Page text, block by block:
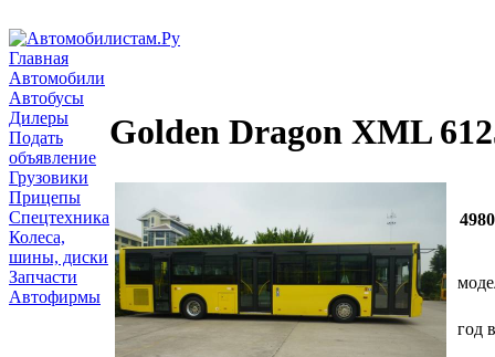
Главная
Автомобили
Автобусы
Дилеры
Подать
объявление
Грузовики
Прицепы
Спецтехника
Колеса,
шины, диски
Запчасти
Автофирмы
Golden Dragon XML
год